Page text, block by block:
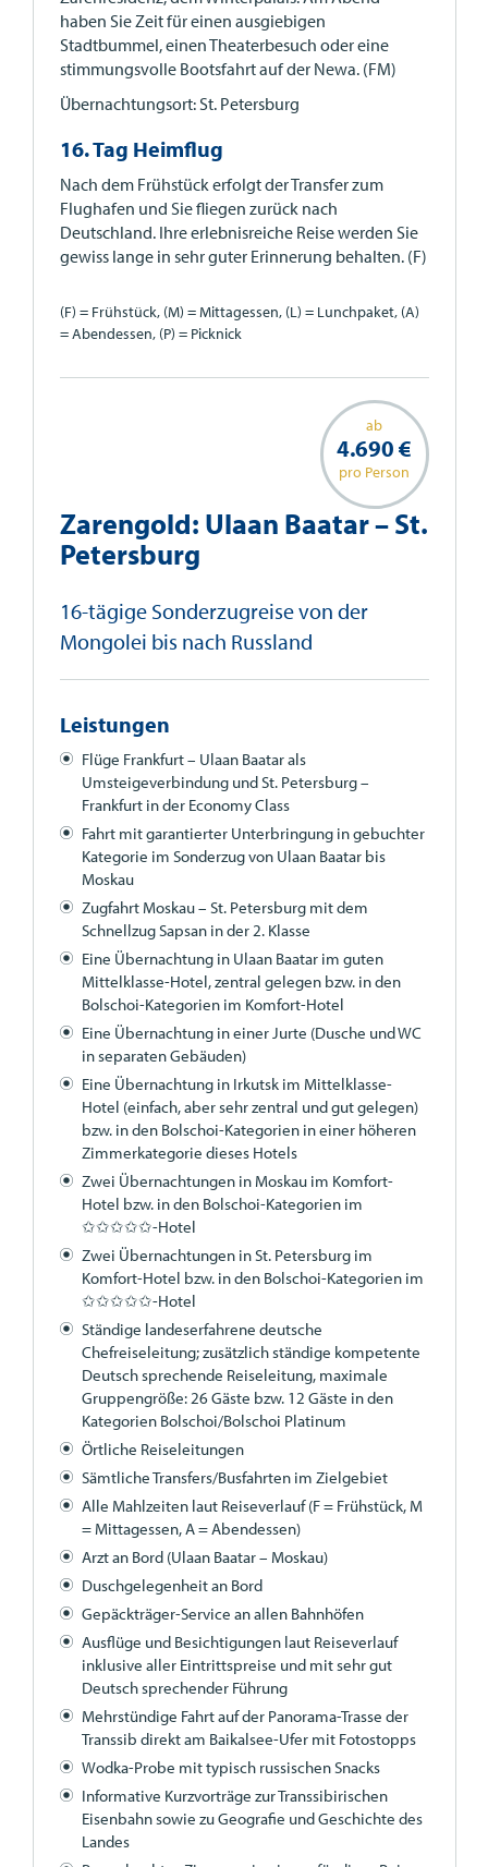
haben Sie Zeit für einen ausgiebigen
Stadtbummel, einen Theaterbesuch oder eine
stimmungsvolle Bootsfahrt auf der Newa. (FM)
Übernachtungsort: St. Petersburg
16. Tag Heimflug
Nach dem Frühstück erfolgt der Transfer zum
Flughafen und Sie fliegen zurück nach
Deutschland. Ihre erlebnisreiche Reise werden Sie
gewiss lange in sehr guter Erinnerung behalten. (F)
(F) = Frühstück, (M) = Mittagessen, (L) = Lunchpaket, (A)
= Abendessen, (P) = Picknick
ab
4.690 €
pro Person
Zarengold: Ulaan Baatar – St.
Petersburg
16-tägige Sonderzugreise von der
Mongolei bis nach Russland
Leistungen
Flüge Frankfurt – Ulaan Baatar als
Umsteigeverbindung und St. Petersburg –
Frankfurt in der Economy Class
Fahrt mit garantierter Unterbringung in gebuchter
Kategorie im Sonderzug von Ulaan Baatar bis
Moskau
Zugfahrt Moskau – St. Petersburg mit dem
Schnellzug Sapsan in der 2. Klasse
Eine Übernachtung in Ulaan Baatar im guten
Mittelklasse-Hotel, zentral gelegen bzw. in den
Bolschoi-Kategorien im Komfort-Hotel
Eine Übernachtung in einer Jurte (Dusche und WC
in separaten Gebäuden)
Eine Übernachtung in Irkutsk im Mittelklasse-
Hotel (einfach, aber sehr zentral und gut gelegen)
bzw. in den Bolschoi-Kategorien in einer höheren
Zimmerkategorie dieses Hotels
Zwei Übernachtungen in Moskau im Komfort-
Hotel bzw. in den Bolschoi-Kategorien im
✩✩✩✩✩-Hotel
Zwei Übernachtungen in St. Petersburg im
Komfort-Hotel bzw. in den Bolschoi-Kategorien im
✩✩✩✩✩-Hotel
Ständige landeserfahrene deutsche
Chefreiseleitung; zusätzlich ständige kompetente
Deutsch sprechende Reiseleitung, maximale
Gruppengröße: 26 Gäste bzw. 12 Gäste in den
Kategorien Bolschoi/Bolschoi Platinum
Örtliche Reiseleitungen
Sämtliche Transfers/Busfahrten im Zielgebiet
Alle Mahlzeiten laut Reiseverlauf (F = Frühstück, M
= Mittagessen, A = Abendessen)
Arzt an Bord (Ulaan Baatar – Moskau)
Duschgelegenheit an Bord
Gepäckträger-Service an allen Bahnhöfen
Ausflüge und Besichtigungen laut Reiseverlauf
inklusive aller Eintrittspreise und mit sehr gut
Deutsch sprechender Führung
Mehrstündige Fahrt auf der Panorama-Trasse der
Transsib direkt am Baikalsee-Ufer mit Fotostopps
Wodka-Probe mit typisch russischen Snacks
Informative Kurzvorträge zur Transsibirischen
Eisenbahn sowie zu Geografie und Geschichte des
Landes